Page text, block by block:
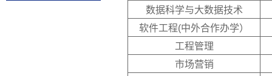
数据科学与大数据技术
软件工程(中外合作办学）
工程管理
市场营销